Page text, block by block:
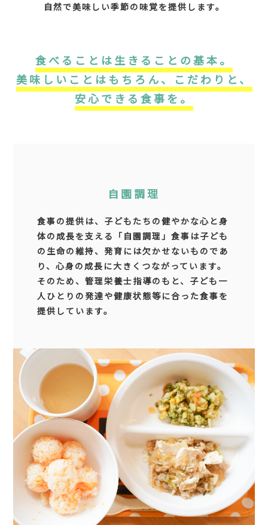
自然で美味しい季節の味覚を提供します。
食べることは生きることの基本。
美味しいことはもちろん、こだわりと、
安心できる食事を。
自園調理
食事の提供は、子どもたちの健やかな心と身
体の成長を支える「自園調理」食事は子ども
の生命の維持、発育には欠かせないものであ
り、心身の成長に大きくつながっています。
そのため、管理栄養士指導のもと、子ども一
人ひとりの発達や健康状態等に合った食事を
提供しています。